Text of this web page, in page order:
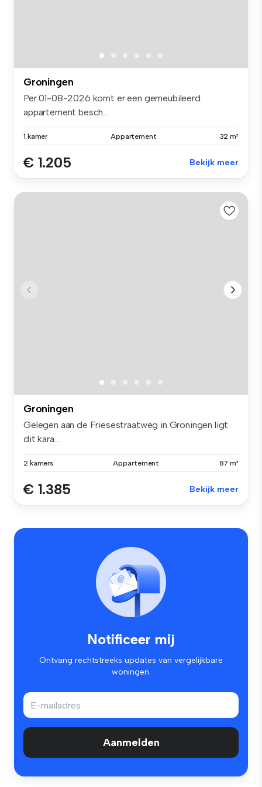
Groningen
Per 01-08-2026 komt er een gemeubileerd
appartement besch...
1 kamer Appartement 32 m²
€ 1.205 Bekijk meer
Groningen
Gelegen aan de Friesestraatweg in Groningen ligt
dit kara...
2 kamers Appartement 87 m²
€ 1.385 Bekijk meer
Notificeer mij
Ontvang rechtstreeks updates van vergelijkbare
woningen.
Aanmelden